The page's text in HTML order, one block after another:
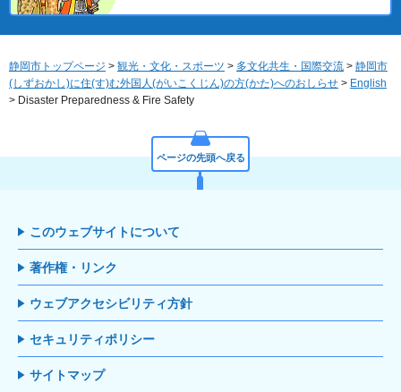
静岡市トップページ > 観光・文化・スポーツ > 多文化共生・国際交流 > 静岡市
(しずおかし)に住(す)む外国人(がいこくじん)の方(かた)へのおしらせ > English
> Disaster Preparedness & Fire Safety
ページの先頭へ戻る
このウェブサイトについて
著作権・リンク
ウェブアクセシビリティ方針
セキュリティポリシー
サイトマップ